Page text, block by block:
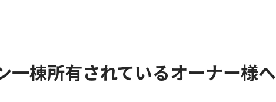
一棟所有されているオーナー様へ